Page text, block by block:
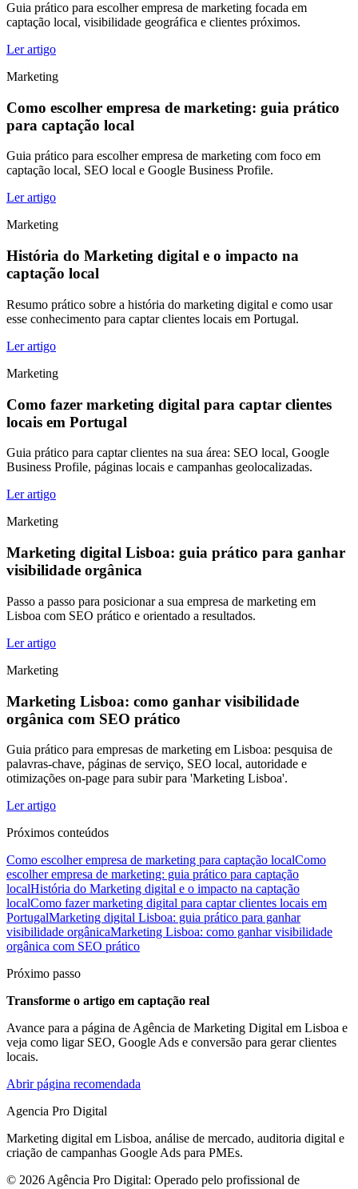
Guia prático para escolher empresa de marketing focada em
captação local, visibilidade geográfica e clientes próximos.
Ler artigo
Marketing
Como escolher empresa de marketing: guia prático
para captação local
Guia prático para escolher empresa de marketing com foco em
captação local, SEO local e Google Business Profile.
Ler artigo
Marketing
História do Marketing digital e o impacto na
captação local
Resumo prático sobre a história do marketing digital e como usar
esse conhecimento para captar clientes locais em Portugal.
Ler artigo
Marketing
Como fazer marketing digital para captar clientes
locais em Portugal
Guia prático para captar clientes na sua área: SEO local, Google
Business Profile, páginas locais e campanhas geolocalizadas.
Ler artigo
Marketing
Marketing digital Lisboa: guia prático para ganhar
visibilidade orgânica
Passo a passo para posicionar a sua empresa de marketing em
Lisboa com SEO prático e orientado a resultados.
Ler artigo
Marketing
Marketing Lisboa: como ganhar visibilidade
orgânica com SEO prático
Guia prático para empresas de marketing em Lisboa: pesquisa de
palavras-chave, páginas de serviço, SEO local, autoridade e
otimizações on-page para subir para 'Marketing Lisboa'.
Ler artigo
Próximos conteúdos
Como escolher empresa de marketing para captação localComo
escolher empresa de marketing: guia prático para captação
localHistória do Marketing digital e o impacto na captação
localComo fazer marketing digital para captar clientes locais em
PortugalMarketing digital Lisboa: guia prático para ganhar
visibilidade orgânicaMarketing Lisboa: como ganhar visibilidade
orgânica com SEO prático
Próximo passo
Transforme o artigo em captação real
Avance para a página de Agência de Marketing Digital em Lisboa e
veja como ligar SEO, Google Ads e conversão para gerar clientes
locais.
Abrir página recomendada
Agencia Pro Digital
Marketing digital em Lisboa, análise de mercado, auditoria digital e
criação de campanhas Google Ads para PMEs.
© 2026 Agência Pro Digital: Operado pelo profissional de